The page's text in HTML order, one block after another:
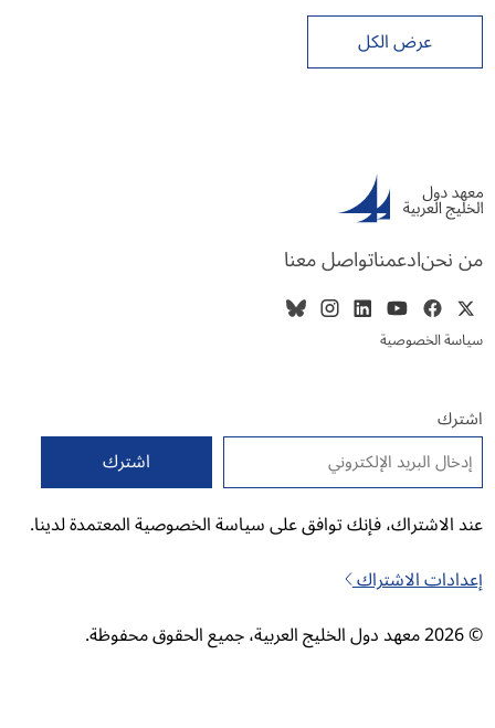
عرض الكل
من نحنادعمناتواصل معنا
سياسة الخصوصية
اشترك
البريد الإلكتروني *
عند الاشتراك، فإنك توافق على سياسة الخصوصية المعتمدة لدينا.
إعدادات الاشتراك
© 2026 معهد دول الخليج العربية، جميع الحقوق محفوظة.